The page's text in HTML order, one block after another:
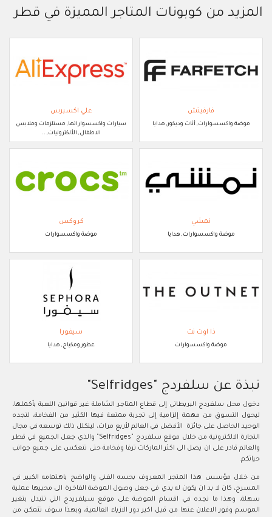
المزيد من كوبونات المتاجر المميزة في قطر
فارفيتش
موضة واكسسوارات, أثاث وديكور, هدايا
علي اكسبرس
سيارات واكسسواراتها, مستلزمات وملابس
الاطفال, الألكترونيات, ..
نمشي
موضة واكسسوارات, هدايا
كروكس
موضة واكسسوارات
ذا اوت نت
موضة واكسسوارات
سيفورا
عطور ومكياج, هدايا
نبذة عن سلفردج "Selfridges"
دخول محل سلفردج البريطاني إلى قطاع المتاجر الشاملة غير قوانين اللعبة بأكملها،
ليحول التسوق من مهمة إلزامية إلى تجربة ممتعة فيها الكثير من الفخامة، لنجده
الوحيد الحاصل على جائزة الأفضل في العالم لأربع مرات، ليتكلل ذلك توسعه في مجال
التجارة الالكترونية من خلال موقع سلفردج "Selfridges" والذي جعل الجميع في قطر
والعالم قادر على ان يصل الى اكثر الماركات ترفا وفخامة حتى تنعكس على جميع جوانب
حياتكم.
من خلال مؤسس هذا المتجر المعروف بحسه الفني والواضح باهتمامه الكبير في
المسرح، كان لا بد ان يكون له يدي في جعل وصول الموضة الفاخرة الى محبيها عملية
سهلة، وهذا ما نجده في اقسام الموضة على موقع سيلفريدج التي تتبدل بتغير
الموسم وفور الاعلان عنها من قبل اكبر دور الازياء العالمية، وبهذا سوف تتمكن من